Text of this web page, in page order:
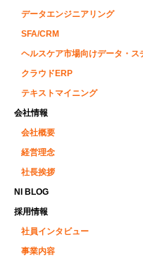
データエンジニアリング
SFA/CRM
ヘルスケア市場向けデータ・ス
クラウドERP
テキストマイニング
会社情報
会社概要
経営理念
社長挨拶
NI BLOG
採用情報
社員インタビュー
事業内容